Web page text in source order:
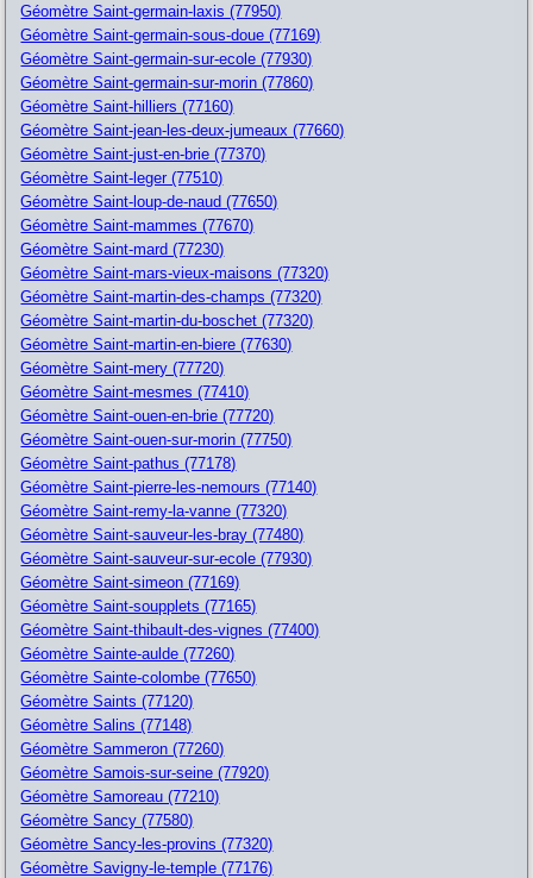
Géomètre Saint-germain-laxis (77950)
Géomètre Saint-germain-sous-doue (77169)
Géomètre Saint-germain-sur-ecole (77930)
Géomètre Saint-germain-sur-morin (77860)
Géomètre Saint-hilliers (77160)
Géomètre Saint-jean-les-deux-jumeaux (77660)
Géomètre Saint-just-en-brie (77370)
Géomètre Saint-leger (77510)
Géomètre Saint-loup-de-naud (77650)
Géomètre Saint-mammes (77670)
Géomètre Saint-mard (77230)
Géomètre Saint-mars-vieux-maisons (77320)
Géomètre Saint-martin-des-champs (77320)
Géomètre Saint-martin-du-boschet (77320)
Géomètre Saint-martin-en-biere (77630)
Géomètre Saint-mery (77720)
Géomètre Saint-mesmes (77410)
Géomètre Saint-ouen-en-brie (77720)
Géomètre Saint-ouen-sur-morin (77750)
Géomètre Saint-pathus (77178)
Géomètre Saint-pierre-les-nemours (77140)
Géomètre Saint-remy-la-vanne (77320)
Géomètre Saint-sauveur-les-bray (77480)
Géomètre Saint-sauveur-sur-ecole (77930)
Géomètre Saint-simeon (77169)
Géomètre Saint-soupplets (77165)
Géomètre Saint-thibault-des-vignes (77400)
Géomètre Sainte-aulde (77260)
Géomètre Sainte-colombe (77650)
Géomètre Saints (77120)
Géomètre Salins (77148)
Géomètre Sammeron (77260)
Géomètre Samois-sur-seine (77920)
Géomètre Samoreau (77210)
Géomètre Sancy (77580)
Géomètre Sancy-les-provins (77320)
Géomètre Savigny-le-temple (77176)